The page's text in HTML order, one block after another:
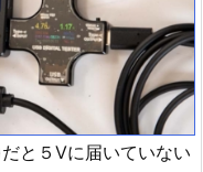
と５Vに届いていない